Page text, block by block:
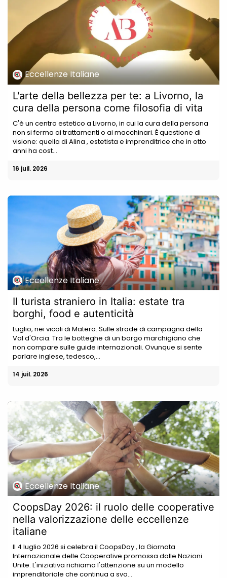
Eccellenze Italiane
L'arte della bellezza per te: a Livorno, la
cura della persona come filosofia di vita
C'è un centro estetico a Livorno, in cui la cura della persona
non si ferma ai trattamenti o ai macchinari. È questione di
visione: quella di Alina , estetista e imprenditrice che in otto
anni ha cost...
16 juil. 2026
Eccellenze Italiane
Il turista straniero in Italia: estate tra
borghi, food e autenticità
Luglio, nei vicoli di Matera. Sulle strade di campagna della
Val d'Orcia. Tra le botteghe di un borgo marchigiano che
non compare sulle guide internazionali. Ovunque si sente
parlare inglese, tedesco,...
14 juil. 2026
Eccellenze Italiane
CoopsDay 2026: il ruolo delle cooperative
nella valorizzazione delle eccellenze
italiane
Il 4 luglio 2026 si celebra il CoopsDay , la Giornata
Internazionale delle Cooperative promossa dalle Nazioni
Unite. L'iniziativa richiama l'attenzione su un modello
imprenditoriale che continua a svo...